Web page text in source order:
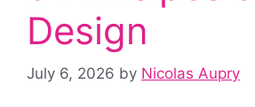
Design
July 6, 2026 by Nicolas Aupry